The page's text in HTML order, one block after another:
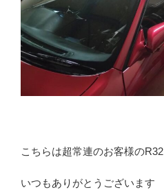
こちらは超常連のお客様のR32
いつもありがとうございます